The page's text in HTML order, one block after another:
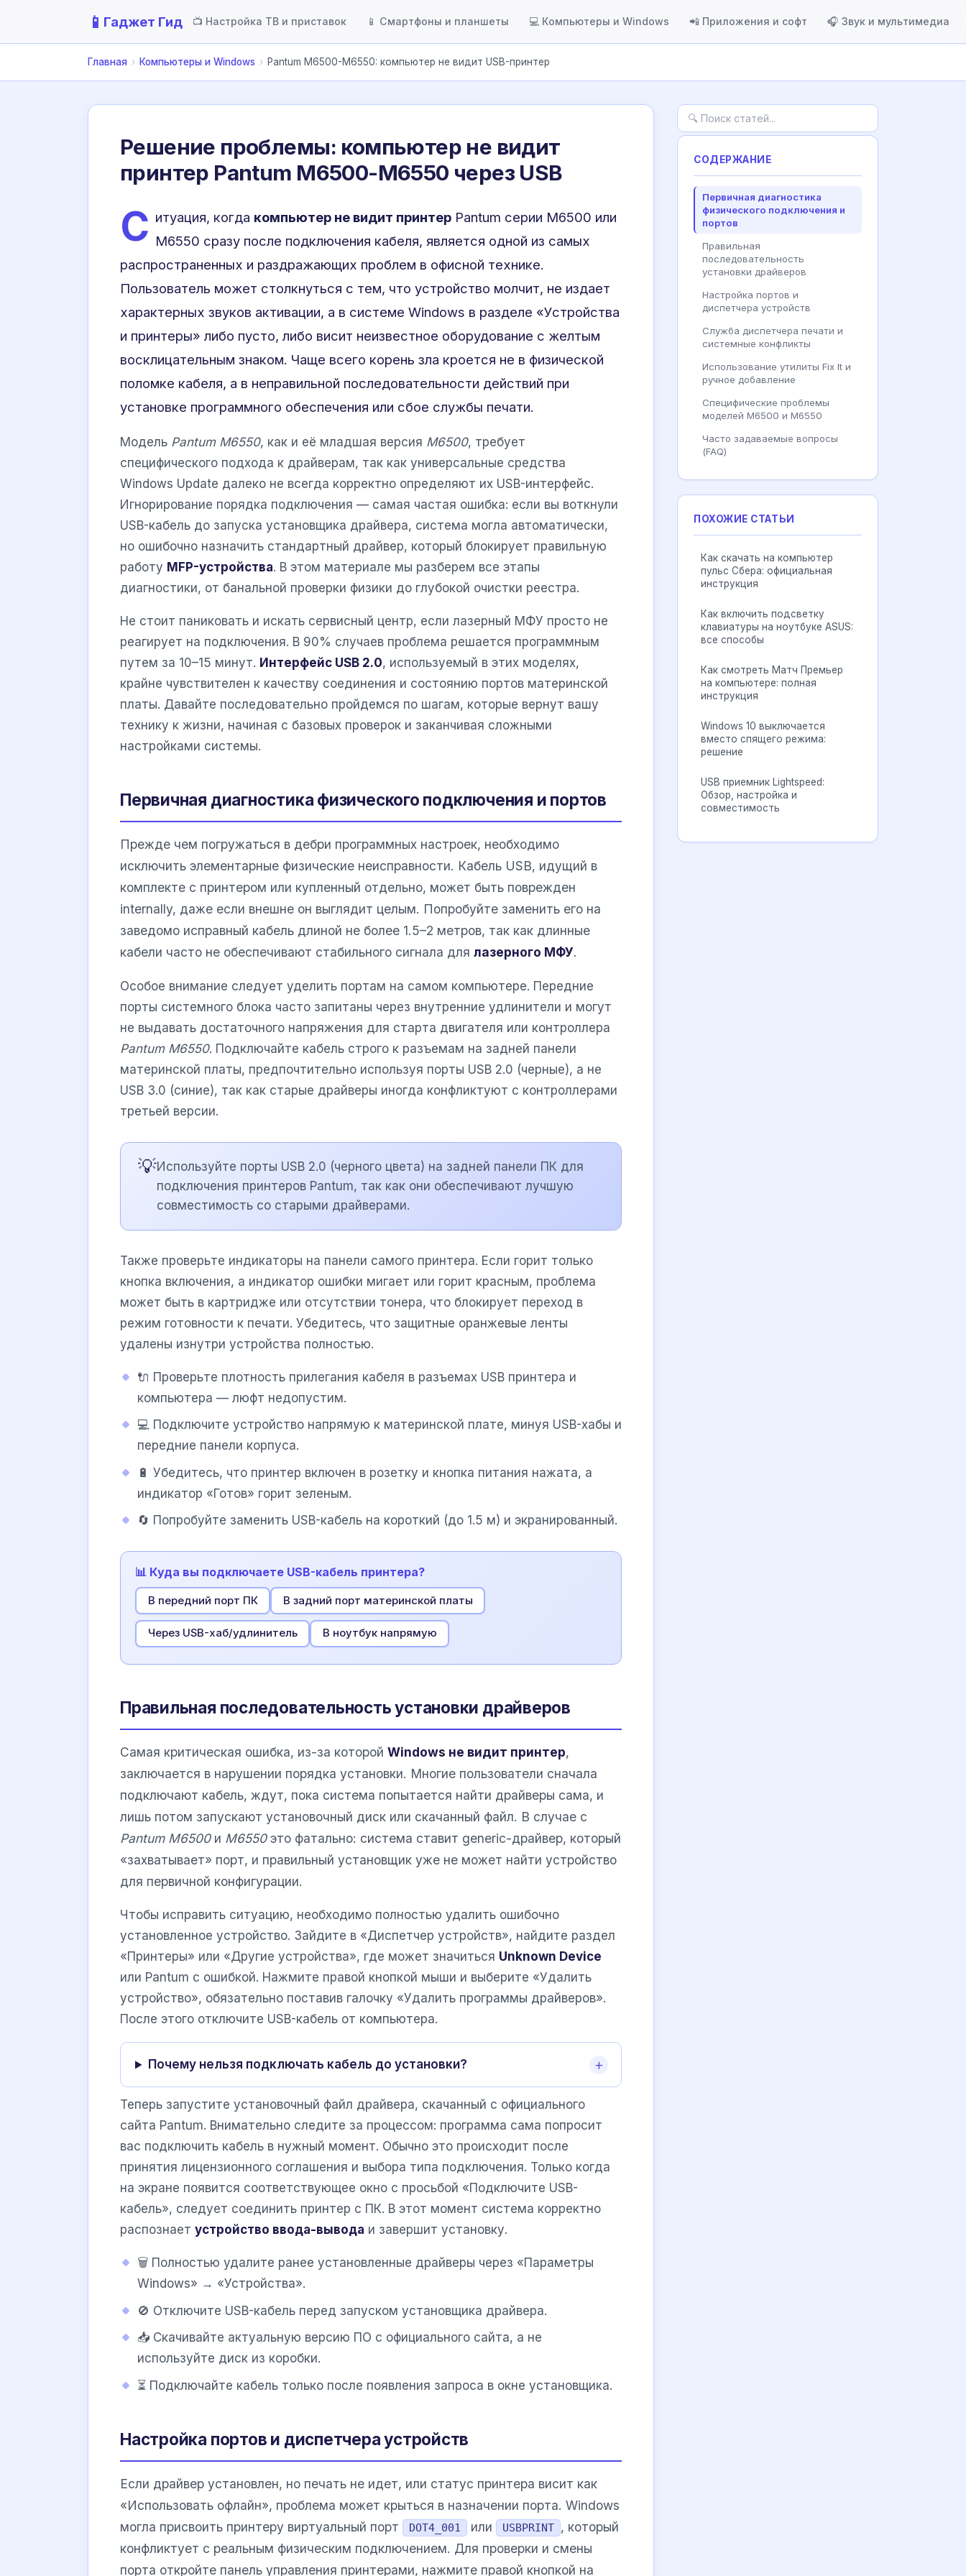
📱 Гаджет Гид 📺 Настройка ТВ и приставок 📱 Смартфоны и планшеты 💻 Компьютеры и Windows 📲 Приложения и софт 🎧 Звук и мультимедиа
Главная › Компьютеры и Windows › Pantum M6500-M6550: компьютер не видит USB-принтер
Решение проблемы: компьютер не видит
принтер Pantum M6500-M6550 через USB
С итуация, когда компьютер не видит принтер Pantum серии M6500 или
M6550 сразу после подключения кабеля, является одной из самых
распространенных и раздражающих проблем в офисной технике.
Пользователь может столкнуться с тем, что устройство молчит, не издает
характерных звуков активации, а в системе Windows в разделе «Устройства
и принтеры» либо пусто, либо висит неизвестное оборудование с желтым
восклицательным знаком. Чаще всего корень зла кроется не в физической
поломке кабеля, а в неправильной последовательности действий при
установке программного обеспечения или сбое службы печати.
Модель Pantum M6550, как и её младшая версия M6500, требует
специфического подхода к драйверам, так как универсальные средства
Windows Update далеко не всегда корректно определяют их USB-интерфейс.
Игнорирование порядка подключения — самая частая ошибка: если вы воткнули
USB-кабель до запуска установщика драйвера, система могла автоматически,
но ошибочно назначить стандартный драйвер, который блокирует правильную
работу MFP-устройства. В этом материале мы разберем все этапы
диагностики, от банальной проверки физики до глубокой очистки реестра.
Не стоит паниковать и искать сервисный центр, если лазерный МФУ просто не
реагирует на подключения. В 90% случаев проблема решается программным
путем за 10–15 минут. Интерфейс USB 2.0, используемый в этих моделях,
крайне чувствителен к качеству соединения и состоянию портов материнской
платы. Давайте последовательно пройдемся по шагам, которые вернут вашу
технику к жизни, начиная с базовых проверок и заканчивая сложными
настройками системы.
Первичная диагностика физического подключения и портов
Прежде чем погружаться в дебри программных настроек, необходимо
исключить элементарные физические неисправности. Кабель USB, идущий в
комплекте с принтером или купленный отдельно, может быть поврежден
internally, даже если внешне он выглядит целым. Попробуйте заменить его на
заведомо исправный кабель длиной не более 1.5–2 метров, так как длинные
кабели часто не обеспечивают стабильного сигнала для лазерного МФУ.
Особое внимание следует уделить портам на самом компьютере. Передние
порты системного блока часто запитаны через внутренние удлинители и могут
не выдавать достаточного напряжения для старта двигателя или контроллера
Pantum M6550. Подключайте кабель строго к разъемам на задней панели
материнской платы, предпочтительно используя порты USB 2.0 (черные), а не
USB 3.0 (синие), так как старые драйверы иногда конфликтуют с контроллерами
третьей версии.
💡Используйте порты USB 2.0 (черного цвета) на задней панели ПК для
подключения принтеров Pantum, так как они обеспечивают лучшую
совместимость со старыми драйверами.
Также проверьте индикаторы на панели самого принтера. Если горит только
кнопка включения, а индикатор ошибки мигает или горит красным, проблема
может быть в картридже или отсутствии тонера, что блокирует переход в
режим готовности к печати. Убедитесь, что защитные оранжевые ленты
удалены изнутри устройства полностью.
🔌 Проверьте плотность прилегания кабеля в разъемах USB принтера и
компьютера — люфт недопустим.
💻 Подключите устройство напрямую к материнской плате, минуя USB-хабы и
передние панели корпуса.
🔋 Убедитесь, что принтер включен в розетку и кнопка питания нажата, а
индикатор «Готов» горит зеленым.
🔄 Попробуйте заменить USB-кабель на короткий (до 1.5 м) и экранированный.
📊 Куда вы подключаете USB-кабель принтера?
В передний порт ПК В задний порт материнской платы
Через USB-хаб/удлинитель В ноутбук напрямую
Правильная последовательность установки драйверов
Самая критическая ошибка, из-за которой Windows не видит принтер,
заключается в нарушении порядка установки. Многие пользователи сначала
подключают кабель, ждут, пока система попытается найти драйверы сама, и
лишь потом запускают установочный диск или скачанный файл. В случае с
Pantum M6500и M6550это фатально: система ставит generic-драйвер, который
«захватывает» порт, и правильный установщик уже не может найти устройство
для первичной конфигурации.
Чтобы исправить ситуацию, необходимо полностью удалить ошибочно
установленное устройство. Зайдите в «Диспетчер устройств», найдите раздел
«Принтеры» или «Другие устройства», где может значиться Unknown Device
или Pantum с ошибкой. Нажмите правой кнопкой мыши и выберите «Удалить
устройство», обязательно поставив галочку «Удалить программы драйверов».
После этого отключите USB-кабель от компьютера.
Почему нельзя подключать кабель до установки?
Теперь запустите установочный файл драйвера, скачанный с официального
сайта Pantum. Внимательно следите за процессом: программа сама попросит
вас подключить кабель в нужный момент. Обычно это происходит после
принятия лицензионного соглашения и выбора типа подключения. Только когда
на экране появится соответствующее окно с просьбой «Подключите USB-
кабель», следует соединить принтер с ПК. В этот момент система корректно
распознает устройство ввода-вывода и завершит установку.
🗑️ Полностью удалите ранее установленные драйверы через «Параметры
Windows» → «Устройства».
🚫 Отключите USB-кабель перед запуском установщика драйвера.
📥 Скачивайте актуальную версию ПО с официального сайта, а не
используйте диск из коробки.
⏳ Подключайте кабель только после появления запроса в окне установщика.
Настройка портов и диспетчера устройств
Если драйвер установлен, но печать не идет, или статус принтера висит как
«Использовать офлайн», проблема может крыться в назначении порта. Windows
могла присвоить принтеру виртуальный порт
DOT4_001 или USBPRINT , который
конфликтует с реальным физическим подключением. Для проверки и смены
порта откройте панель управления принтерами, нажмите правой кнопкой на
СОДЕРЖАНИЕ
Первичная диагностика
физического подключения и
портов
Правильная
последовательность
установки драйверов
Настройка портов и
диспетчера устройств
Служба диспетчера печати и
системные конфликты
Использование утилиты Fix It и
ручное добавление
Специфические проблемы
моделей M6500 и M6550
Часто задаваемые вопросы
(FAQ)
ПОХОЖИЕ СТАТЬИ
Как скачать на компьютер
пульс Сбера: официальная
инструкция
Как включить подсветку
клавиатуры на ноутбуке ASUS:
все способы
Как смотреть Матч Премьер
на компьютере: полная
инструкция
Windows 10 выключается
вместо спящего режима:
решение
USB приемник Lightspeed:
Обзор, настройка и
совместимость